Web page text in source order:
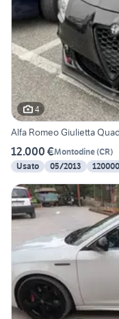
4
Alfa Romeo Giulietta
12.000 €Montodine(CR)
Usato
05/2013